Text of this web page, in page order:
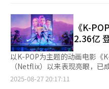
这张时隔2年2个月发布的正规
《CEREMONY》在内的11首
战中，坚持自我道路、不断成
示：“回想初期，我们也曾质
丝‘STAY’的信任，才能克服逆
Kids以嘻哈为基调、旋律充满
称为“麻辣迷曲”。通过海外
外粉丝群。本张专辑在英国官
三。值得注意的是，小米的市
降趋势。 另据市场调查公司GfK按销量统计，LG电子今年上半年
市场份额达到27.5%，较去年
领先地位。业内人士指出，印
持续增长，为韩国企业提供了广阔的发
星电子自2021年起推出搭载
配备防眩光技术的Neo QLED
响良好。通过本地化定制的营
《K-
2.36亿
以K-POP为主题的动画电影《
（Netflix）以来表现亮眼，已
奈飞内容平台Tudum27日公布
2025-08-27 20:17:11